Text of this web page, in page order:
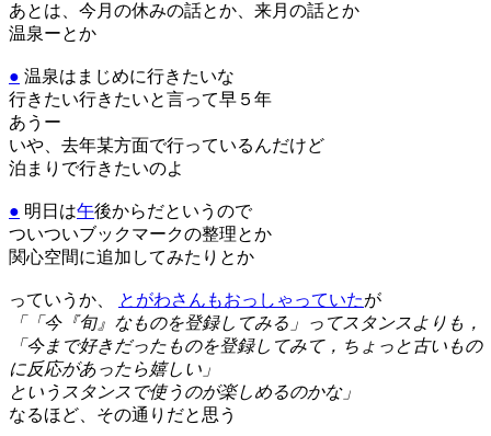
あとは、今月の休みの話とか、来月の話とか
温泉ーとか
● 温泉はまじめに行きたいな
行きたい行きたいと言って早５年
あうー
いや、去年某方面で行っているんだけど
泊まりで行きたいのよ
● 明日は午後からだというので
ついついブックマークの整理とか
関心空間に追加してみたりとか
っていうか、 とがわさんもおっしゃっていたが
「「今『旬』なものを登録してみる」ってスタンスよりも，
「今まで好きだったものを登録してみて，ちょっと古いもの
に反応があったら嬉しい」
というスタンスで使うのが楽しめるのかな」
なるほど、その通りだと思う